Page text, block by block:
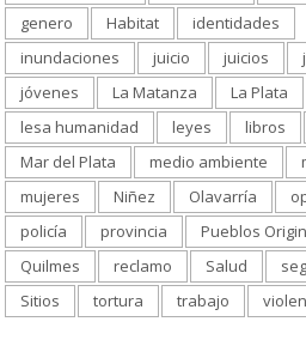
genero
Habitat
identidades
inundaciones
juicio juicios
jóvenes
La Matanza
La Plata
lesa humanidad
leyes libros
Mar del Plata
medio ambiente
mujeres
Niñez Olavarría
policía
provincia
Pueblos
Quilmes
reclamo Salud
Sitios
tortura trabajo